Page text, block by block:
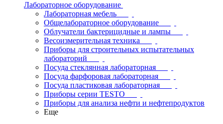
Лабораторное оборудование
Лабораторная мебель
Общелабораторное оборудование
Облучатели бактерицидные и лампы
Весоизмерительная техника
Приборы для строительных испытательных
лабораторий
Посуда стеклянная лабораторная
Посуда фарфоровая лабораторная
Посуда пластиковая лабораторная
Приборы серии TESTO
Приборы для анализа нефти и нефтепродуктов
Еще